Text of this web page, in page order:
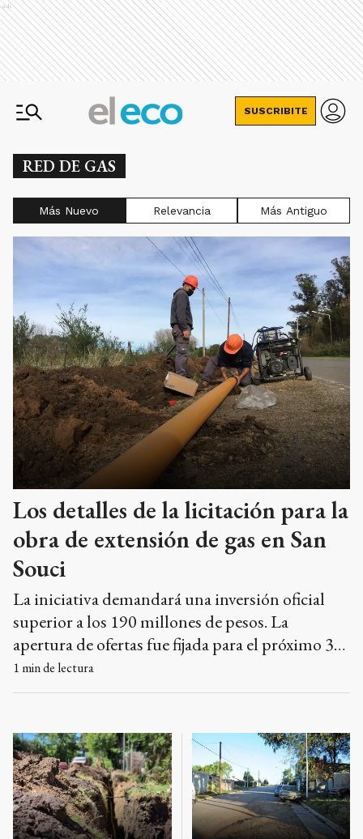
Ads
SUSCRIBITE
RED DE GAS
Más Nuevo Relevancia Más Antiguo
Los detalles de la licitación para la
obra de extensión de gas en San
Souci
La iniciativa demandará una inversión oficial
superior a los 190 millones de pesos. La
apertura de ofertas fue fijada para el próximo 30
de junio.
1 min de lectura